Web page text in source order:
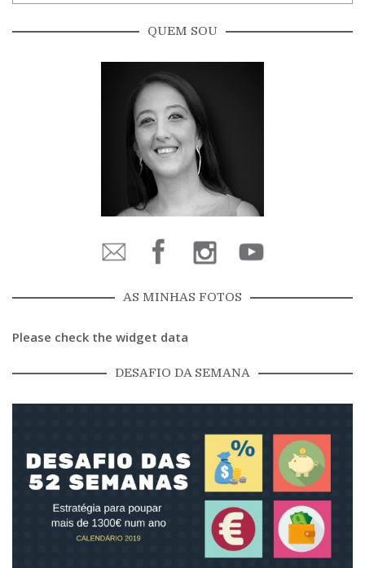
QUEM SOU
AS MINHAS FOTOS
Please check the widget data
DESAFIO DA SEMANA